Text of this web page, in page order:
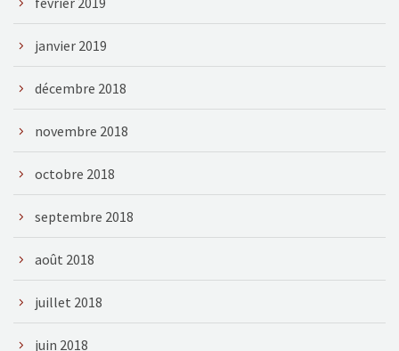
janvier 2019
décembre 2018
novembre 2018
octobre 2018
septembre 2018
août 2018
juillet 2018
juin 2018